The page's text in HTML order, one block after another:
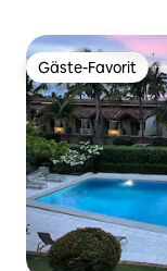
Gäste-Favorit
Gäste-Favorit